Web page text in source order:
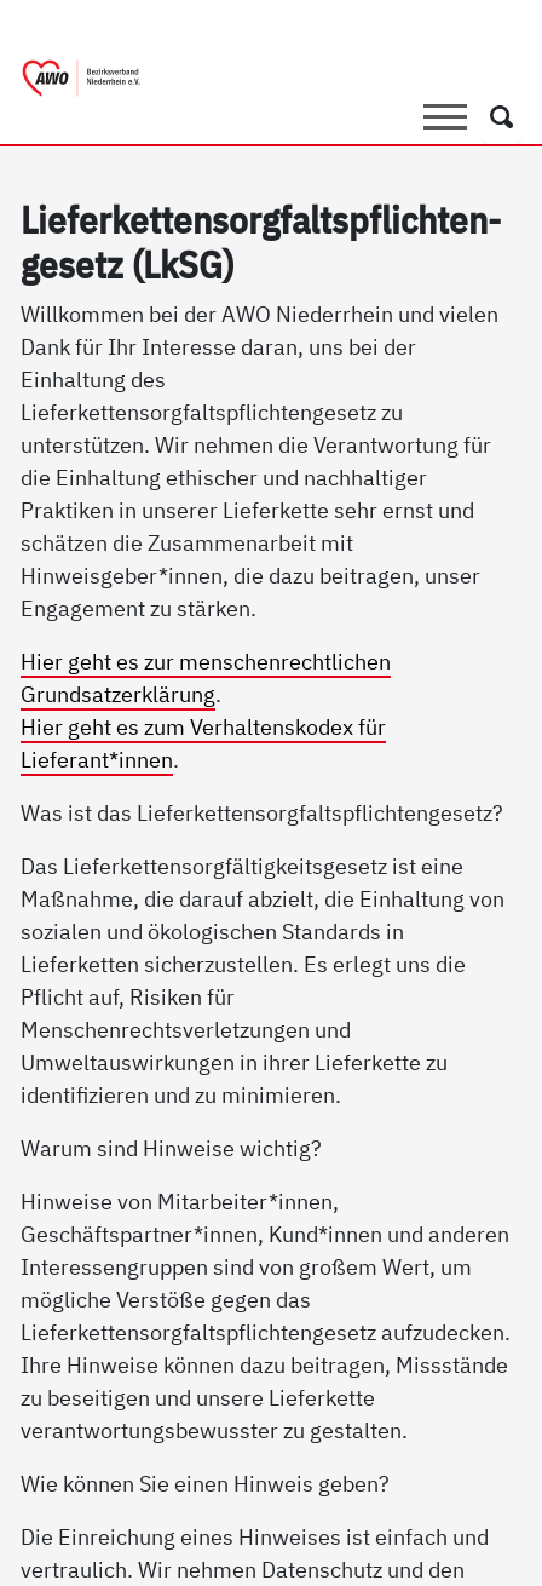
SucheSuche
Lie­fer­ket­ten­sorg­faltspf­lich­ten­
ge­setz (LkSG)
Willkommen bei der AWO Niederrhein und vielen
Dank für Ihr Interesse daran, uns bei der
Einhaltung des
Lieferkettensorgfaltspflichtengesetz zu
unterstützen. Wir nehmen die Verantwortung für
die Einhaltung ethischer und nachhaltiger
Praktiken in unserer Lieferkette sehr ernst und
schätzen die Zusammenarbeit mit
Hinweisgeber*innen, die dazu beitragen, unser
Engagement zu stärken.
Hier geht es zur menschenrechtlichen
Grundsatzerklärung.
Hier geht es zum Verhaltenskodex für
Lieferant*innen.
Was ist das Lieferkettensorgfaltspflichtengesetz?
Das Lieferkettensorgfältigkeitsgesetz ist eine
Maßnahme, die darauf abzielt, die Einhaltung von
sozialen und ökologischen Standards in
Lieferketten sicherzustellen. Es erlegt uns die
Pflicht auf, Risiken für
Menschenrechtsverletzungen und
Umweltauswirkungen in ihrer Lieferkette zu
identifizieren und zu minimieren.
Warum sind Hinweise wichtig?
Hinweise von Mitarbeiter*innen,
Geschäftspartner*innen, Kund*innen und anderen
Interessengruppen sind von großem Wert, um
mögliche Verstöße gegen das
Lieferkettensorgfaltspflichtengesetz aufzudecken.
Ihre Hinweise können dazu beitragen, Missstände
zu beseitigen und unsere Lieferkette
verantwortungsbewusster zu gestalten.
Wie können Sie einen Hinweis geben?
Die Einreichung eines Hinweises ist einfach und
vertraulich. Wir nehmen Datenschutz und den